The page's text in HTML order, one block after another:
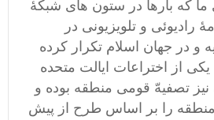
که بارها در ستون های شبکۀ
رادیوئی و تلویزیونی در
و در جهان اسلام تکرار کرده
یکی از اختراعات ایالت متحده
تصفیهّ قومی منطقه بوده و
منطقه را بر اساس طرح از پیش